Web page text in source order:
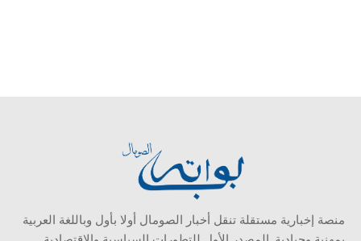
منصة إخبارية مستقلة تنقل أخبار الصومال أولا بأول وباللغة العربية